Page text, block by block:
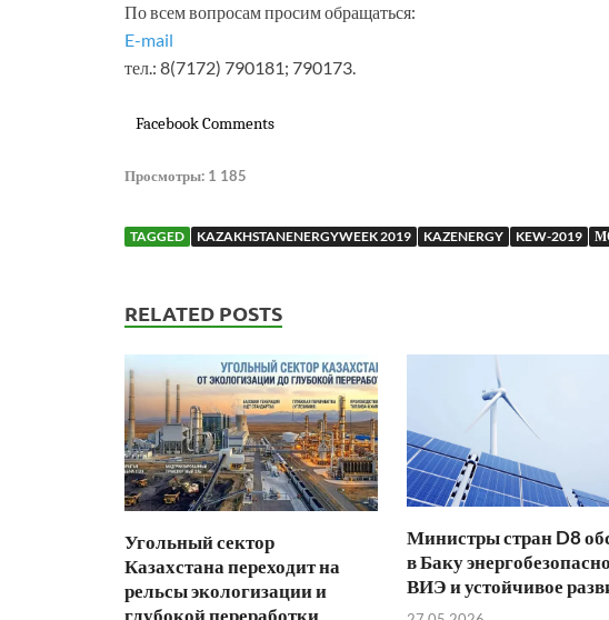
По всем вопросам просим обращаться:
E-mail
тел.: 8(7172) 790181; 790173.
Facebook Comments
Просмотры: 1 185
TAGGED KAZAKHSTANENERGYWEEK 2019 KAZENERGY KEW-2019
RELATED POSTS
Угольный сектор
Казахстана переходит на
рельсы экологизации и
глубокой переработки
Министры стран D8
в Баку
ВИЭ и устойчивое